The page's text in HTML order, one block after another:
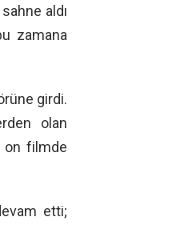
aldı
zamana
girdi.
olan
on filmde
etti;